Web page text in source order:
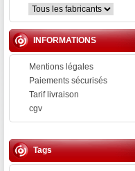
INFORMATIONS
Mentions légales
Paiements sécurisés
Tarif livraison
cgv
Tags